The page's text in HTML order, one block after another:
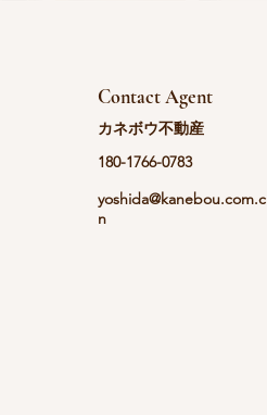
Contact Agent
カネボウ不動産
180-1766-0783
yoshida@kanebou.com.c
n